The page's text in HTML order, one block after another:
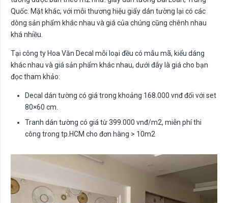
Quốc. Mặt khác, với mỗi thương hiệu giấy dán tường lại có các
dòng sản phẩm khác nhau và giá của chúng cũng chênh nhau
khá nhiều.
Tại công ty Hoa Văn Decal mỗi loại đều có mẫu mã, kiểu dáng
khác nhau và giá sản phẩm khác nhau, dưới đây là giá cho bạn
đọc tham khảo:
Decal dán tường có giá trong khoảng 168.000 vnđ đối với set
80×60 cm.
Tranh dán tường có giá từ 399.000 vnđ/m2, miễn phí thi
công trong tp.HCM cho đơn hàng > 10m2